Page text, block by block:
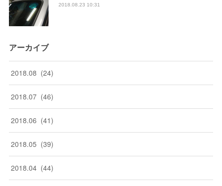
2018.08.23 10:31
アーカイブ
2018.08 (24)
2018.07 (46)
2018.06 (41)
2018.05 (39)
2018.04 (44)